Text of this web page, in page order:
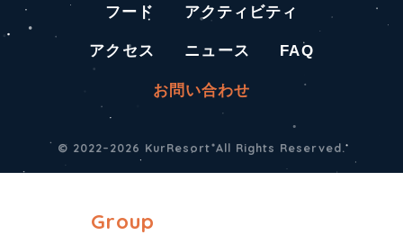
フード アクティビティ
アクセス ニュース FAQ
お問い合わせ
© 2022–2026 KurResort All Rights Reserved.
Group